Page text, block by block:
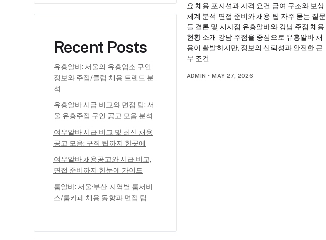
Recent Posts
유흥알바: 서울의 유흥업소 구인
정보와 주점/클럽 채용 트렌드 분
석
유흥알바 시급 비교와 면접 팁: 서
울 유흥주점 구인 공고 모음 분석
여우알바 시급 비교 및 최신 채용
공고 모음: 구직 팁까지 한곳에
여우알바 채용공고와 시급 비교,
면접 준비까지 한눈에 가이드
룸알바: 서울·부산 지역별 룸서비
스/룸카페 채용 동향과 면접 팁
요 채용 포지션과 자격 요건 급여 구조와 보상
체계 분석 면접 준비와 채용 팁 자주 묻는 질문
들 결론 및 시사점 유흥알바와 강남 주점 채용
현황 소개 강남 주점을 중심으로 유흥알바 채
용이 활발하지만, 정보의 신뢰성과 안전한 근
무 조건
ADMIN • MAY 27, 2026